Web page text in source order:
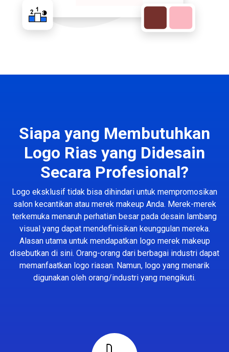
Siapa yang Membutuhkan
Logo Rias yang Didesain
Secara Profesional?
Logo eksklusif tidak bisa dihindari untuk mempromosikan
salon kecantikan atau merek makeup Anda. Merek-merek
terkemuka menaruh perhatian besar pada desain lambang
visual yang dapat mendefinisikan keunggulan mereka.
Alasan utama untuk mendapatkan logo merek makeup
disebutkan di sini. Orang-orang dari berbagai industri dapat
memanfaatkan logo riasan. Namun, logo yang menarik
digunakan oleh orang/industri yang mengikuti.